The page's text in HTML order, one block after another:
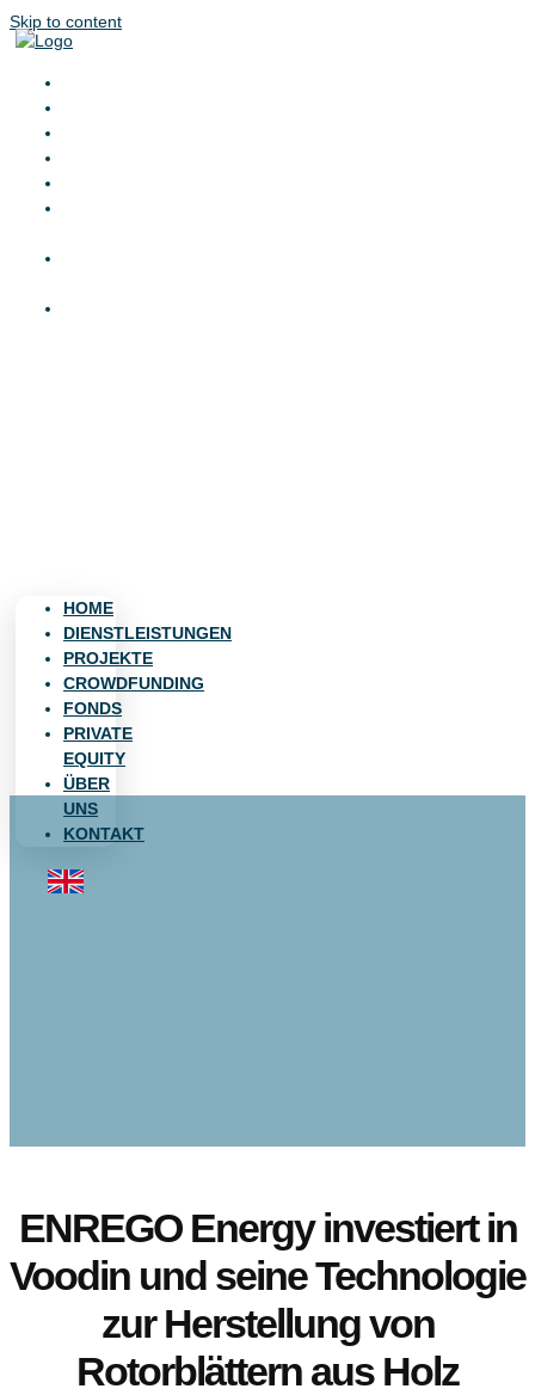
Skip to content
HOME
DIENSTLEISTUNGEN
PROJEKTE
CROWDFUNDING
FONDS
PRIVATE
EQUITY
ÜBER
UNS
KONTAKT
ENREGO Energy investiert in
Voodin und seine Technologie
zur Herstellung von
Rotorblättern aus Holz